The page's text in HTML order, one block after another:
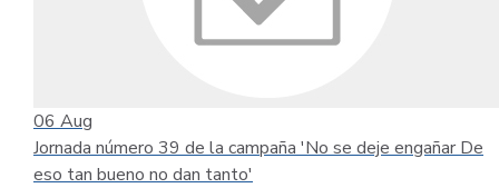
06 Aug
Jornada número 39 de la campaña 'No se deje engañar De
eso tan bueno no dan tanto'